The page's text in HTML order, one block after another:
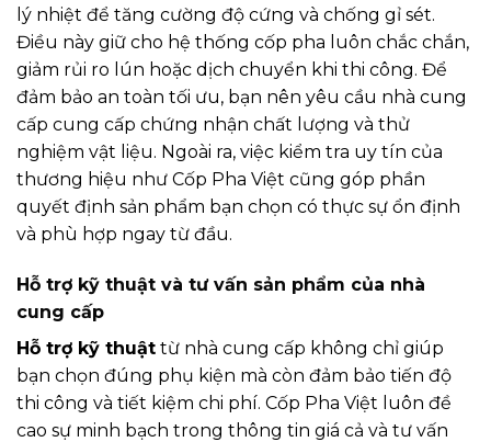
lý nhiệt để tăng cường độ cứng và chống gỉ sét.
Điều này giữ cho hệ thống cốp pha luôn chắc chắn,
giảm rủi ro lún hoặc dịch chuyển khi thi công. Để
đảm bảo an toàn tối ưu, bạn nên yêu cầu nhà cung
cấp cung cấp chứng nhận chất lượng và thử
nghiệm vật liệu. Ngoài ra, việc kiểm tra uy tín của
thương hiệu như Cốp Pha Việt cũng góp phần
quyết định sản phẩm bạn chọn có thực sự ổn định
và phù hợp ngay từ đầu.
Hỗ trợ kỹ thuật và tư vấn sản phẩm của nhà
cung cấp
Hỗ trợ kỹ thuật từ nhà cung cấp không chỉ giúp
bạn chọn đúng phụ kiện mà còn đảm bảo tiến độ
thi công và tiết kiệm chi phí. Cốp Pha Việt luôn đề
cao sự minh bạch trong thông tin giá cả và tư vấn